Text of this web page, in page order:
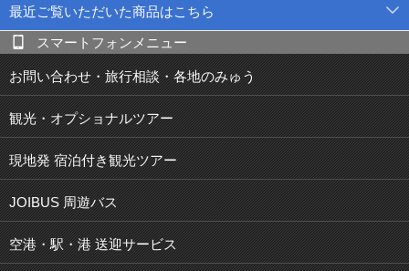
最近ご覧いただいた商品はこちら
スマートフォンメニュー
お問い合わせ・旅行相談・各地のみゅう
観光・オプショナルツアー
現地発 宿泊付き観光ツアー
JOIBUS 周遊バス
空港・駅・港 送迎サービス